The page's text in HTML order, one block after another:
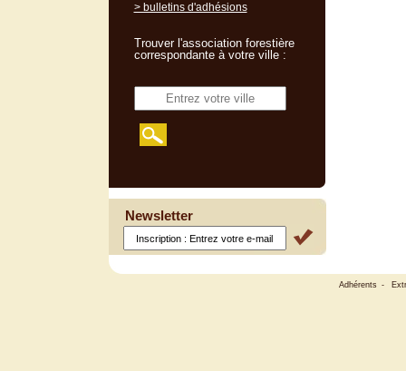
> bulletins d'adhésions
Trouver l'association forestière
correspondante à votre ville :
Newsletter
Adhérents -